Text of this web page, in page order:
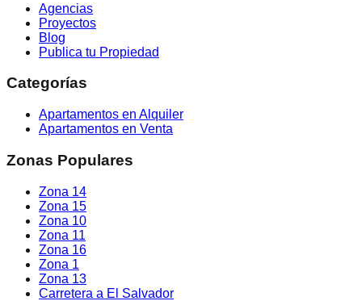
Agencias
Proyectos
Blog
Publica tu Propiedad
Categorías
Apartamentos en Alquiler
Apartamentos en Venta
Zonas Populares
Zona 14
Zona 15
Zona 10
Zona 11
Zona 16
Zona 1
Zona 13
Carretera a El Salvador